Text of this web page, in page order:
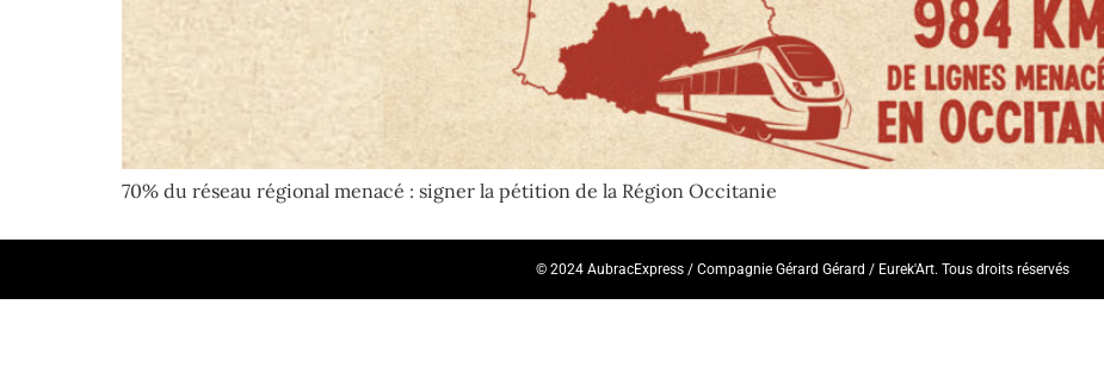
70% du réseau régional menacé : signer la pétition de la Région Occitanie
© 2024 AubracExpress / Compagnie Gérard Gérard / Eurek'Art. Tous droits réservés